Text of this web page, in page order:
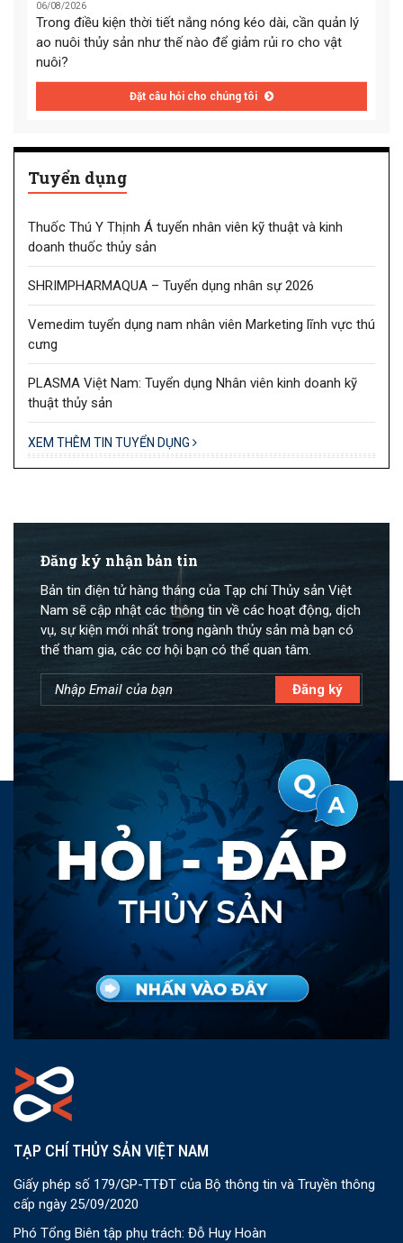
06/08/2026
Trong điều kiện thời tiết nắng nóng kéo dài, cần quản lý
ao nuôi thủy sản như thế nào để giảm rủi ro cho vật
nuôi?
Đặt câu hỏi cho chúng tôi
Tuyển dụng
Thuốc Thú Y Thịnh Á tuyển nhân viên kỹ thuật và kinh
doanh thuốc thủy sản
SHRIMPHARMAQUA – Tuyển dụng nhân sự 2026
Vemedim tuyển dụng nam nhân viên Marketing lĩnh vực thú
cưng
PLASMA Việt Nam: Tuyển dụng Nhân viên kinh doanh kỹ
thuật thủy sản
XEM THÊM TIN TUYỂN DỤNG
Đăng ký nhận bản tin
Bản tin điện tử hàng tháng của Tạp chí Thủy sản Việt
Nam sẽ cập nhật các thông tin về các hoạt động, dịch
vụ, sự kiện mới nhất trong ngành thủy sản mà bạn có
thể tham gia, các cơ hội bạn có thể quan tâm.
TẠP CHÍ THỦY SẢN VIỆT NAM
Giấy phép số 179/GP-TTĐT của Bộ thông tin và Truyền thông
cấp ngày 25/09/2020
Phó Tổng Biên tập phụ trách: Đỗ Huy Hoàn